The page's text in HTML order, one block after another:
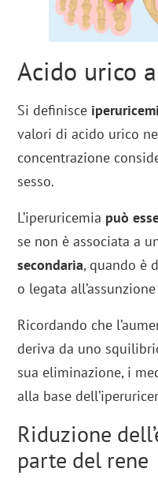
Acido urico
Si definisce
valori di acido urico
concentrazione
sesso.
L’iperuricemia può
se non è associata a
secondaria, quando è
o legata
Ricordando che
deriva da uno
sua eliminazione, i
alla base
Riduzione
parte del rene